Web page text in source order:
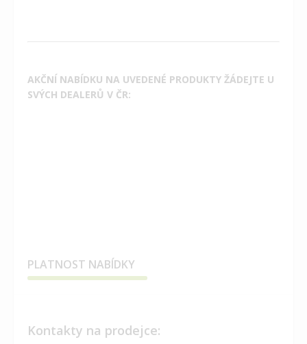
AKČNÍ NABÍDKU NA UVEDENÉ PRODUKTY ŽÁDEJTE U
SVÝCH DEALERŮ V ČR:
PLATNOST NABÍDKY
Kontakty na prodejce: